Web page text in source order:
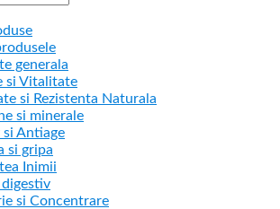
generala
si Vitalitate
si Rezistenta Naturala
si minerale
si Antiage
si gripa
Inimii
si Concentrare